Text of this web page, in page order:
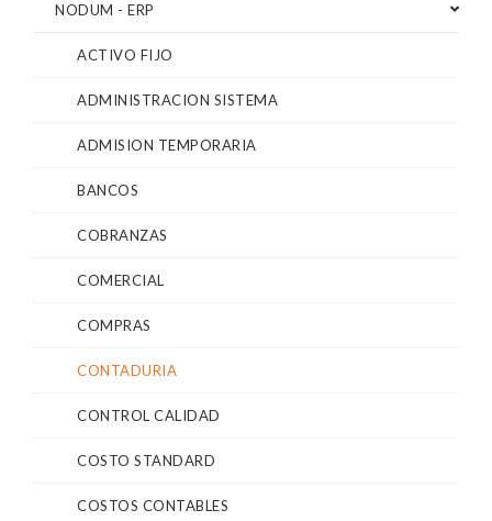
NODUM - ERP
ACTIVO FIJO
ADMINISTRACION SISTEMA
ADMISION TEMPORARIA
BANCOS
COBRANZAS
COMERCIAL
COMPRAS
CONTADURIA
CONTROL CALIDAD
COSTO STANDARD
COSTOS CONTABLES